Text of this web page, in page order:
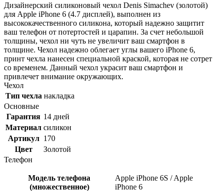
Дизайнерский силиконовый чехол Denis Simachev (золотой)
для Apple iPhone 6 (4.7 дисплей), выполнен из
высококачественного силикона, который надежно защитит
ваш телефон от потертостей и царапин. За счет небольшой
толщины, чехол ни чуть не увеличит ваш смартфон в
толщине. Чехол надежно облегает углы вашего iPhone 6,
принт чехла нанесен специальной краской, которая не сотрет
со временем. Данный чехол украсит ваш смартфон и
привлечет внимание окружающих.
Чехол
Тип чехла накладка
Основные
Гарантия 14 дней
Материал силикон
Артикул 170
Цвет
Золотой
Телефон
Модель телефона
(множественное)
Apple iPhone 6S / Apple
iPhone 6